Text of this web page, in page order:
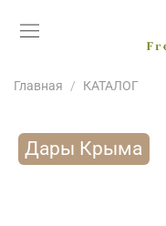
Главная КАТАЛОГ
Дары Крыма